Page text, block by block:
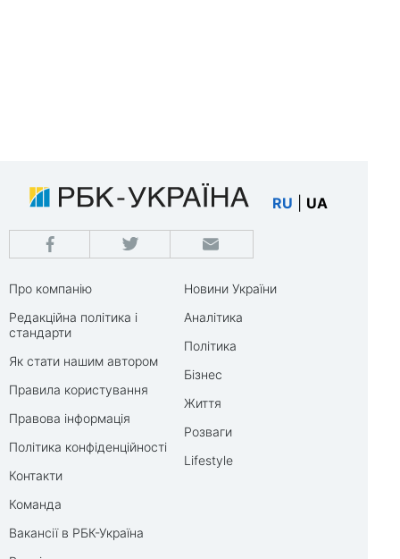
RU UA
Про компанію
Редакційна політика і
стандарти
Як стати нашим автором
Правила користування
Правова інформація
Політика конфіденційності
Контакти
Команда
Вакансії в РБК-Україна
Новини України
Аналітика
Політика
Бізнес
Життя
Розваги
Lifestyle